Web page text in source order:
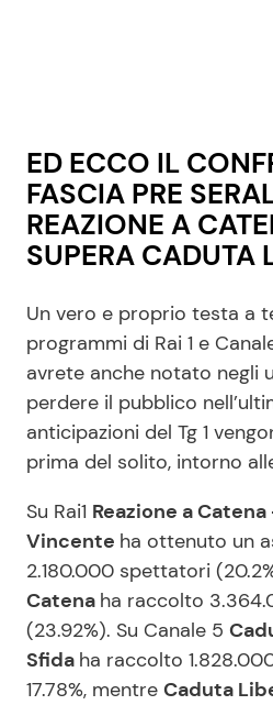
ED ECCO IL
FASCIA PRE
REAZIONE A
SUPERA CADUTA
Un vero e proprio testa a
programmi di Rai 1 e
avrete anche notato negli
perdere il pubblico
anticipazioni del Tg 1
prima del solito, intorno
Su Rai1 Reazione a Catena
Vincente ha ottenuto un
2.180.000 spettatori
Catena ha raccolto
(23.92%). Su Canale 5
Sfida ha raccolto
17.78%, mentre Caduta